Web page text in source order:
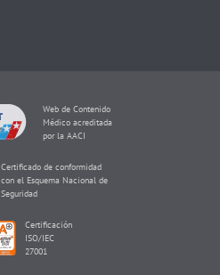
Web de Contenido
Médico acreditada
por la AACI
Certificado de conformidad
con el Esquema Nacional de
Seguridad
Certificación
ISO/IEC
27001